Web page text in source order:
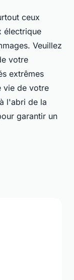
ceux
électrique
Veuillez
votre
extrêmes
vie de votre
l'abri de la
garantir un